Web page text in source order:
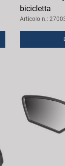
bicicletta
Articolo n.: